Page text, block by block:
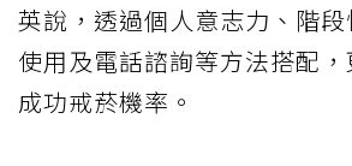
英說，透過個人意志力、階
使用及電話諮詢等方法搭配
成功戒菸機率。